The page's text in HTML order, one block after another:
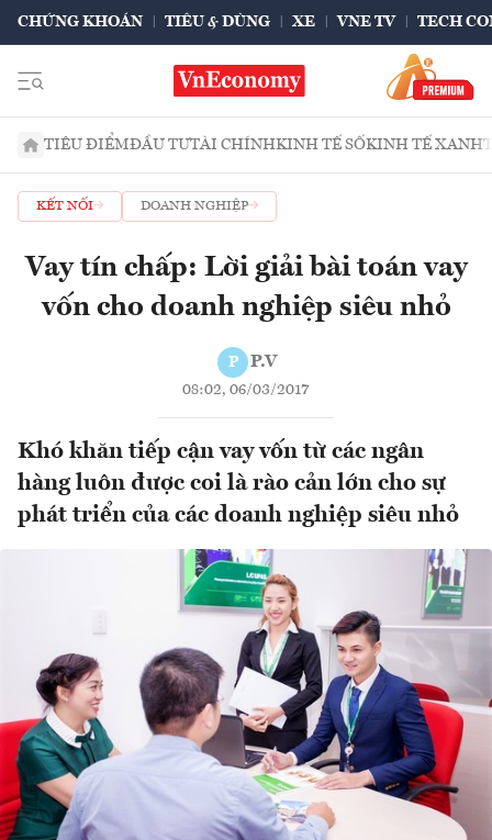
CHỨNG KHOÁN TIÊU & DÙNG XE VNE TV TECH
TIÊU ĐIỂMĐẦU TƯTÀI CHÍNHKINH TẾ SỐKINH TẾ XANH
KẾT NỐI DOANH NGHIỆP
Vay tín chấp: Lời giải bài toán vay
vốn cho doanh nghiệp siêu nhỏ
P P.V
08:02, 06/03/2017
Khó khăn tiếp cận vay vốn từ các ngân
hàng luôn được coi là rào cản lớn cho sự
phát triển của các doanh nghiệp siêu nhỏ